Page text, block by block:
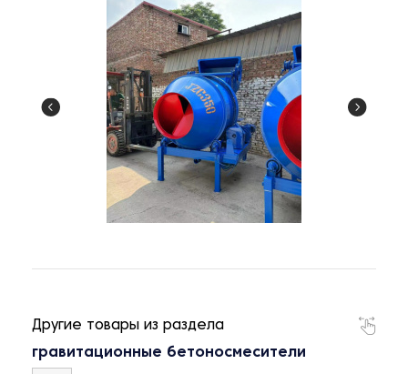
Другие товары из раздела
гравитационные бетоносмесители